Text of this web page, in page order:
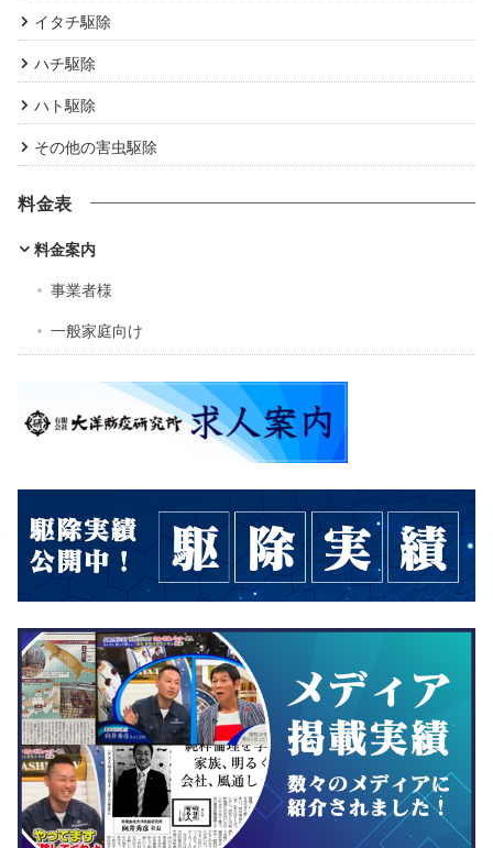
イタチ駆除
ハチ駆除
ハト駆除
その他の害虫駆除
料金表
料金案内
事業者様
一般家庭向け